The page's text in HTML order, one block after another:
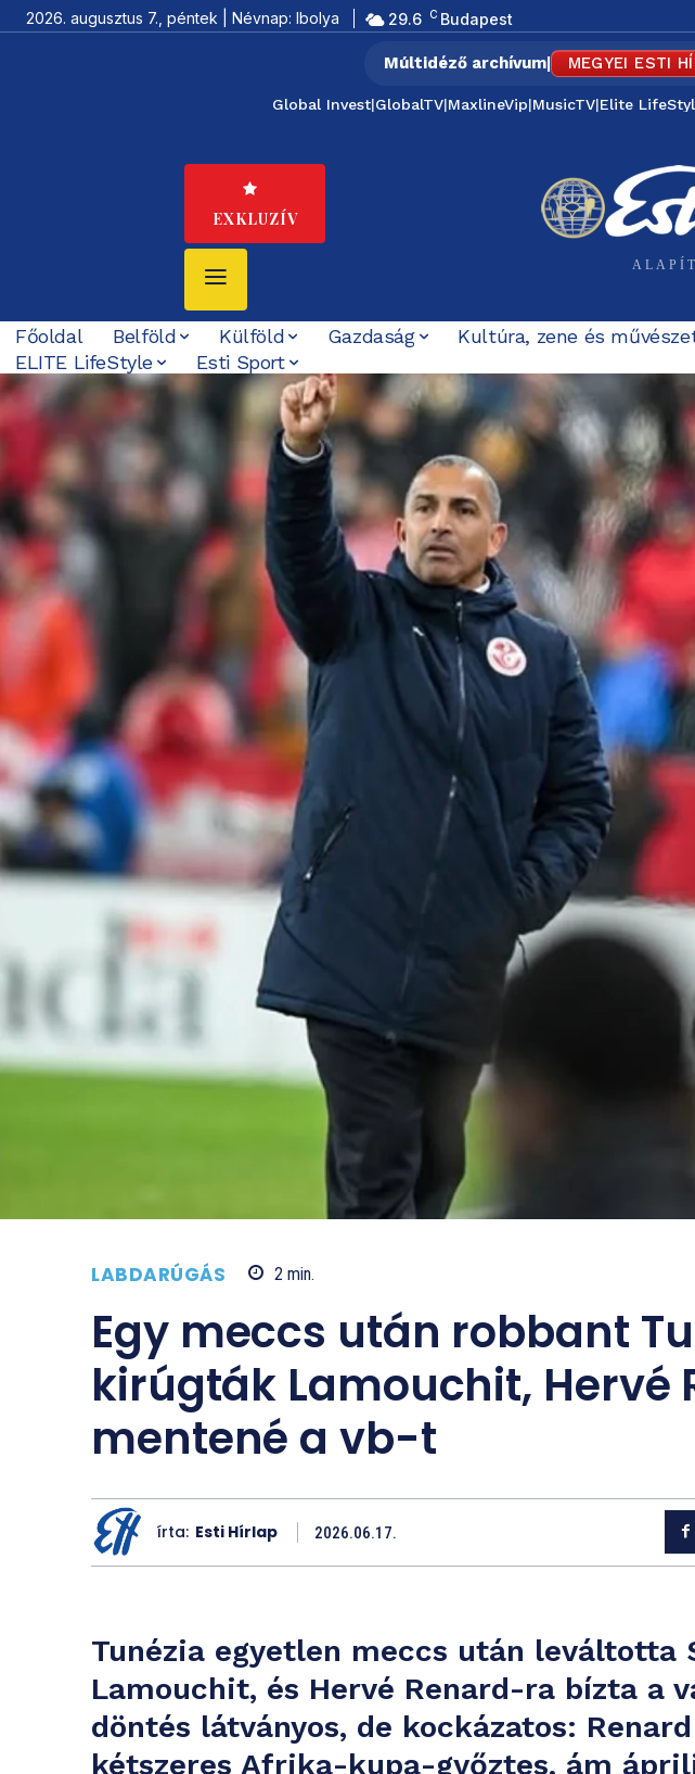
2026. augusztus 7., péntek | Névnap: Ibolya 29.6 C Budapest
Múltidéző archívum| MEGYEI ESTI
Global Invest|GlobalTV|MaxlineVip|MusicTV|Elite
EXKLUZÍV
Főoldal Belföld Külföld Gazdaság Kultúra, zene és
ELITE LifeStyle
Esti Sport
LABDARÚGÁS 2 min.
Egy meccs után robbant
kirúgták Lamouchit, Hervé
mentené a vb-t
írta: Esti Hírlap 2026.06.17.
Tunézia egyetlen meccs után leváltotta
Lamouchit, és Hervé Renard-ra bízta a
döntés látványos, de kockázatos:
kétszeres Afrika-kupa-győztes, ám